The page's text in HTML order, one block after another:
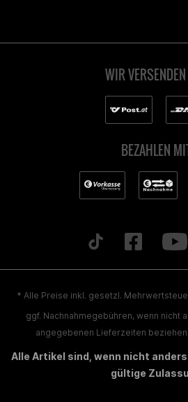
WIR
BEZAHLEN
* Alle Preise inkl. gesetzl.
ggf. Nachnahmegebühren, wenn nicht
angegebenen Lieferzeiten beziehen
Alle Artikel sind, wenn nicht
gültige